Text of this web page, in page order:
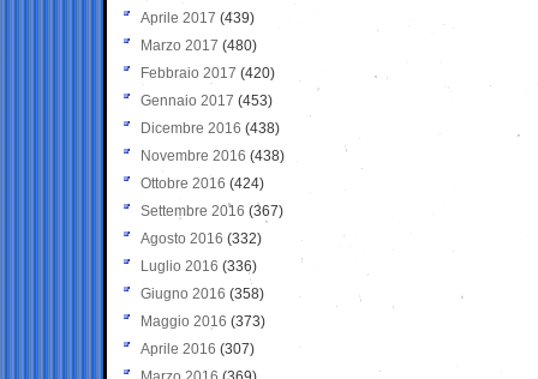
Aprile 2017 (439)
Marzo 2017 (480)
Febbraio 2017 (420)
Gennaio 2017 (453)
Dicembre 2016 (438)
Novembre 2016 (438)
Ottobre 2016 (424)
Settembre 2016 (367)
Agosto 2016 (332)
Luglio 2016 (336)
Giugno 2016 (358)
Maggio 2016 (373)
Aprile 2016 (307)